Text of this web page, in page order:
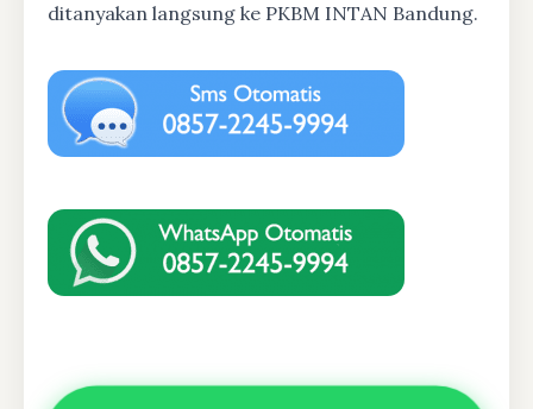
ditanyakan langsung ke PKBM INTAN Bandung.